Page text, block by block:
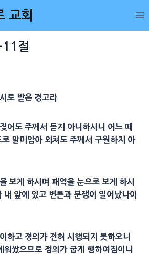
교회
절
로 받은 경고라
어도 주께서 듣지 아니하시니 어느 때
말미암아 외쳐도 주께서 구원 하지 아
보게 하시며 패역을 눈으로 보게 하시
내 앞에 있고 변론과 분쟁이 일어났나이
하고 정의가 전혀 시행되지 못하오니
워쌌으므로 정의가 굽게 행하여짐이니